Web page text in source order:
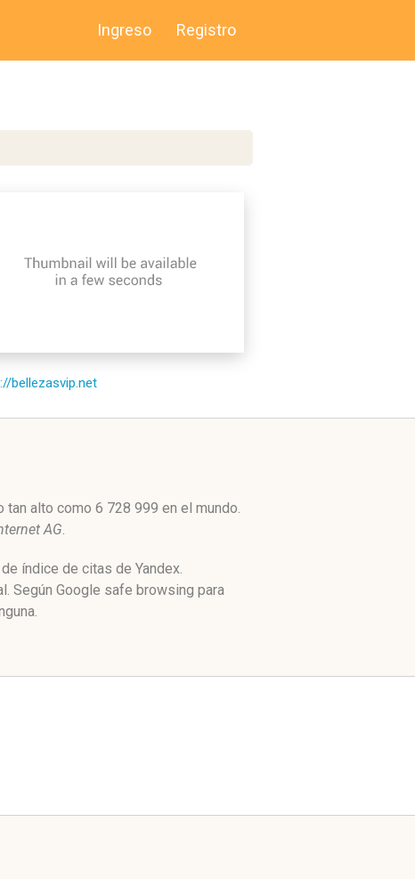
Ingreso Registro
bellezasvip.net
alto como 6 728 999 en el mundo.
AG.
índice de citas de Yandex.
Según Google safe browsing para